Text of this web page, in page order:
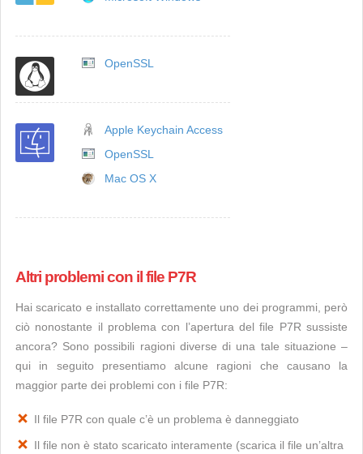
OpenSSL
Apple Keychain Access
OpenSSL
Mac OS X
Altri problemi con il file P7R
Hai scaricato e installato correttamente uno dei programmi, però
ciò nonostante il problema con l’apertura del file P7R sussiste
ancora? Sono possibili ragioni diverse di una tale situazione –
qui in seguito presentiamo alcune ragioni che causano la
maggior parte dei problemi con i file P7R:
Il file P7R con quale c’è un problema è danneggiato
Il file non è stato scaricato interamente (scarica il file un’altra